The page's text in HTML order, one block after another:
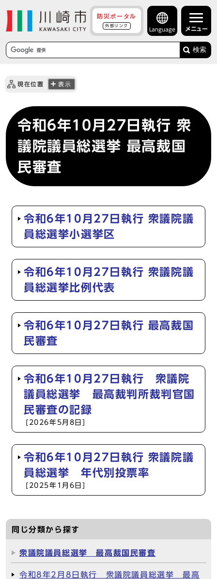
防災ポータル
外部リンク
Language メニュー
検索
現在位置 表示
令和6年10月27日執行 衆
議院議員総選挙 最高裁国
民審査
令和6年10月27日執行 衆議院議
員総選挙小選挙区
令和6年10月27日執行 衆議院議
員総選挙比例代表
令和6年10月27日執行 最高裁国
民審査
令和6年10月27日執行 衆議院
議員総選挙 最高裁判所裁判官国
民審査の記録
[2026年5月8日]
令和6年10月27日執行 衆議院議
員総選挙 年代別投票率
[2025年1月6日]
同じ分類から探す
衆議院議員総選挙 最高裁国民審査
令和8年2月8日執行 衆議院議員総選挙 最高